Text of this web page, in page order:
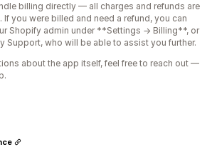
billing directly — all charges and refunds are
you were billed and need a refund, you can
Shopify admin under **Settings → Billing**, or
Support, who will be able to assist you further.
about the app itself, feel free to reach out —